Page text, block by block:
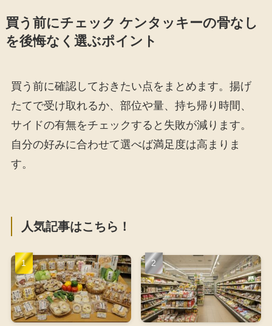
買う前にチェック ケンタッキーの骨なし
を後悔なく選ぶポイント
買う前に確認しておきたい点をまとめます。揚げ
たてで受け取れるか、部位や量、持ち帰り時間、
サイドの有無をチェックすると失敗が減ります。
自分の好みに合わせて選べば満足度は高まりま
す。
人気記事はこちら！